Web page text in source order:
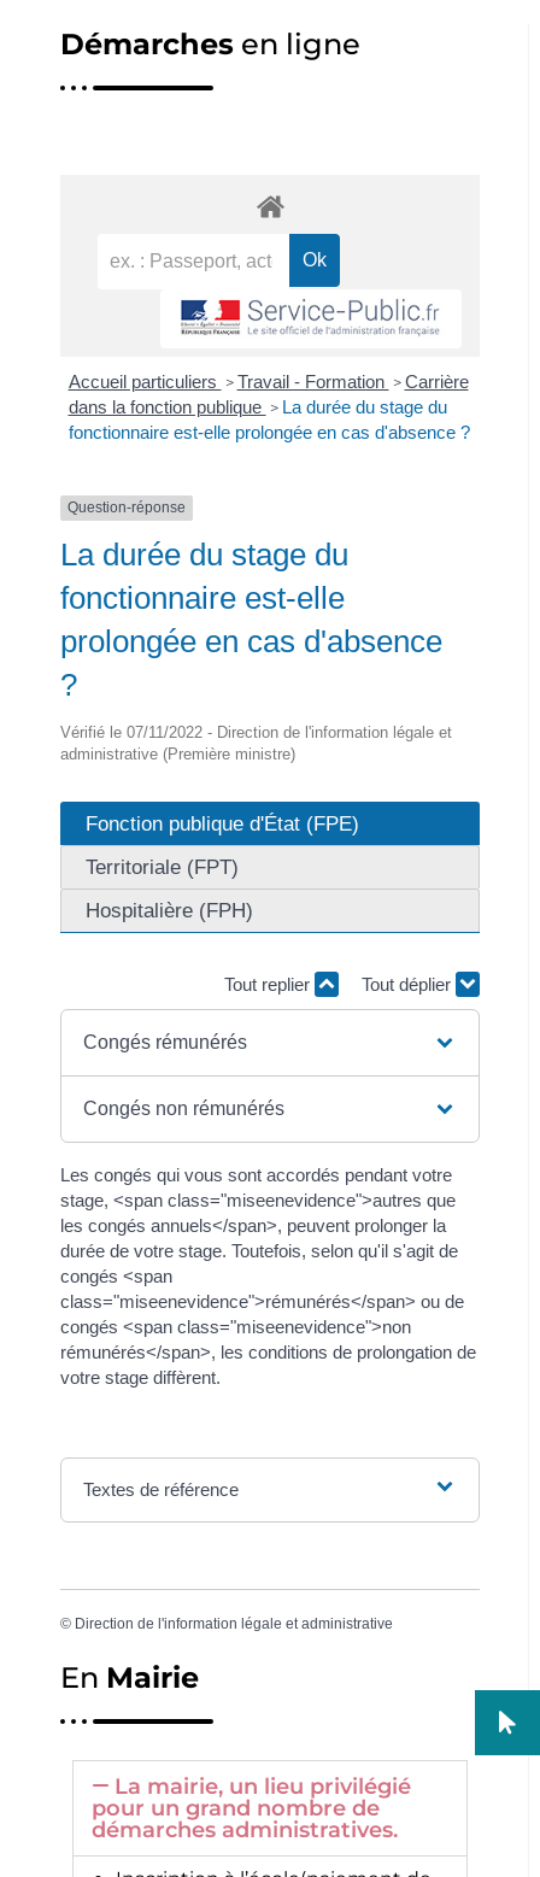
Démarches en ligne
Accueil particuliers > Travail - Formation > Carrière
dans la fonction publique > La durée du stage du
fonctionnaire est-elle prolongée en cas d'absence ?
Question-réponse
La durée du stage du
fonctionnaire est-elle
prolongée en cas d'absence
?
Vérifié le 07/11/2022 - Direction de l'information légale et
administrative (Première ministre)
Fonction publique d'État (FPE)
Territoriale (FPT)
Hospitalière (FPH)
Tout replier Tout déplier
Congés rémunérés
Congés non rémunérés
Les congés qui vous sont accordés pendant votre
stage, <span class="miseenevidence">autres que
les congés annuels</span>, peuvent prolonger la
durée de votre stage. Toutefois, selon qu'il s'agit de
congés <span
class="miseenevidence">rémunérés</span> ou de
congés <span class="miseenevidence">non
rémunérés</span>, les conditions de prolongation de
votre stage diffèrent.
Textes de référence
© Direction de l'information légale et administrative
En Mairie
La mairie, un lieu privilégié
pour un grand nombre de
démarches administratives.